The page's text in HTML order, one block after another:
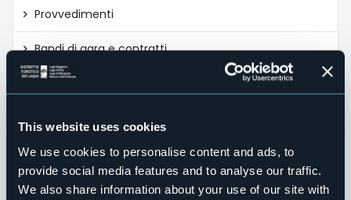
This website uses cookies
We use cookies to personalise content and ads, to
provide social media features and to analyse our traffic.
We also share information about your use of our site with
Provvedimenti
Bandi di gara e contratti
Controlli sulle imprese
Bilanci
Beni Immobili e Gestione Patrimonio